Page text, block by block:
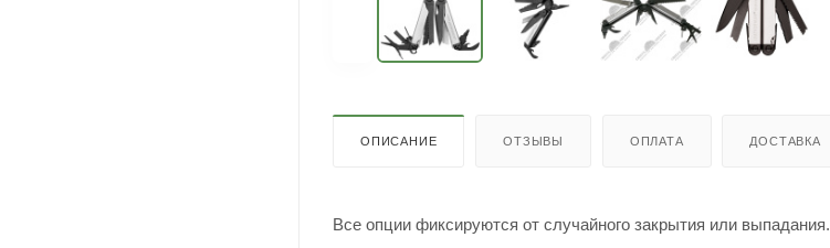
ОПИСАНИЕ ОТЗЫВЫ ОПЛАТА ДОСТАВКА
Все опции фиксируются от случайного закрытия или выпадания.